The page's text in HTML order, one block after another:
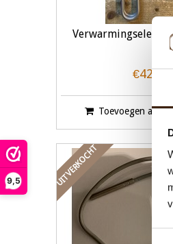
9,5
€42,98
Toevoegen aan
UITVERKOCHT